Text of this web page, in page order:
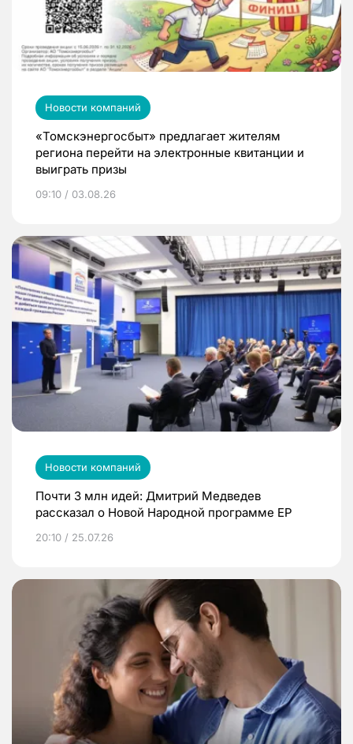
Новости компаний
«Томскэнергосбыт» предлагает жителям
региона перейти на электронные квитанции и
выиграть призы
09:10 / 03.08.26
Новости компаний
Почти 3 млн идей: Дмитрий Медведев
рассказал о Новой Народной программе ЕР
20:10 / 25.07.26